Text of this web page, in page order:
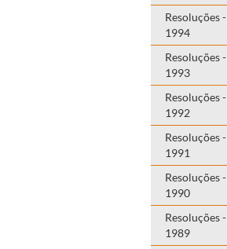
Resoluções -
1994
Resoluções -
1993
Resoluções -
1992
Resoluções -
1991
Resoluções -
1990
Resoluções -
1989